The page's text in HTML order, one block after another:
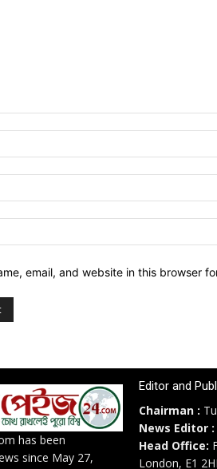
email, and website in this browser
has been
since May 27,
Editor and
Chairman :
News Editor :
Head Office:
London, E1